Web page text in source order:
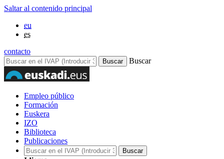
Saltar al contenido principal
eu
es
contacto
Buscar
Empleo público
Formación
Euskera
IZO
Biblioteca
Publicaciones